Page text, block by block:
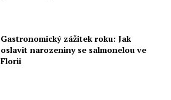
Gastronomický zážitek roku: Jak
oslavit narozeniny se salmonelou ve
Florii